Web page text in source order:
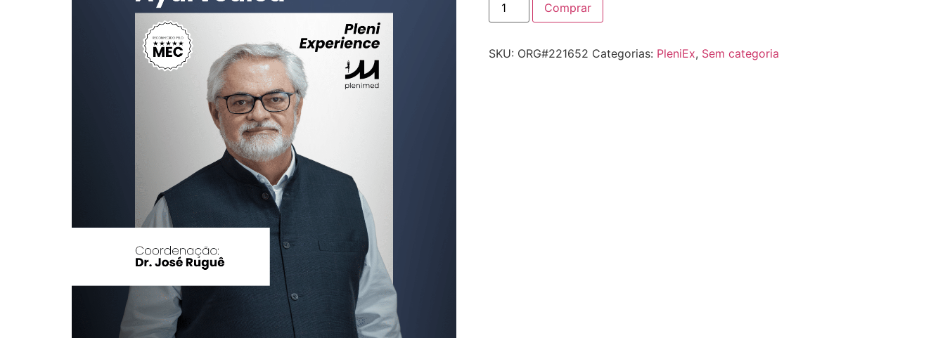
Comprar
SKU: ORG#221652 Categorias: PleniEx, Sem categoria